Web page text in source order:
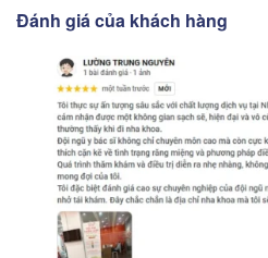
Đánh giá của khách hàng